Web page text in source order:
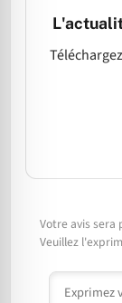
Votre avis sera
Veuillez
Commentaire